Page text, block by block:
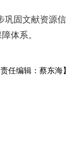
巩固文献资源信
体系。
责任编辑：蔡东海】